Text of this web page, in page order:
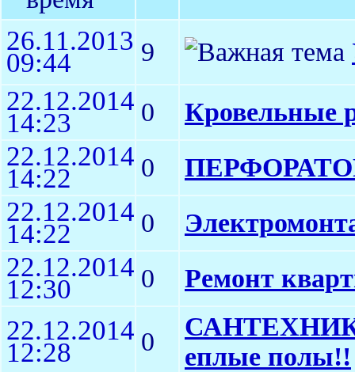
26.11.2013
09:44 9
22.12.2014
14:23 0 Кровельные
22.12.2014
14:22 0
22.12.2014
14:22 0
22.12.2014
12:30 0 Ремонт
22.12.2014
12:28 0
еплые полы!!